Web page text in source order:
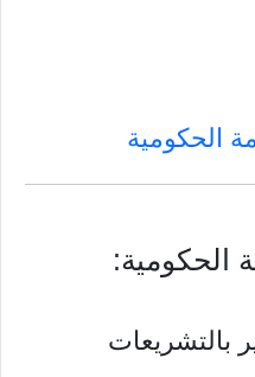
الحكومية
الحكومية:
بالتشريعات